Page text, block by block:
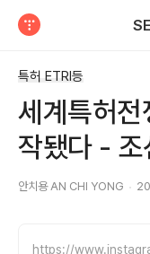
특허 ETRI등
세계특허전
작됐다 - 조
안치용 AN CHI YONG
https://